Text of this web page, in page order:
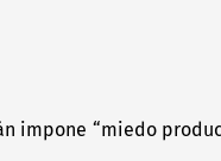
impone “miedo